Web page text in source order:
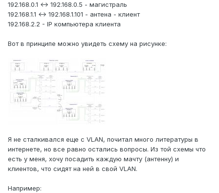
192.168.0.1 <-> 192.168.0.5 - магистраль
192.168.1.1 <-> 192.168.1.101 - антена - клиент
192.168.2.2 - IP компьютера клиента
Вот в принципе можно увидеть схему на рисунке:
Я не сталкивался еще с VLAN, почитал много литературы в
интернете, но все равно остались вопросы. Из той схемы что
есть у меня, хочу посадить каждую мачту (антенну) и
клиентов, что сидят на ней в свой VLAN.
Например: